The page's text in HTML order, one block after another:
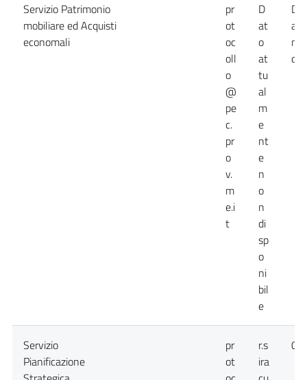
Servizio Patrimonio
mobiliare ed Acquisti
economali
pr
ot
oc
oll
o
@
pe
c.
pr
o
v.
m
e.i
t
D
at
o
at
tu
al
m
e
nt
e
n
o
n
di
sp
o
ni
bil
e
Servizio
Pianificazione
pr
ot
r.s
ira